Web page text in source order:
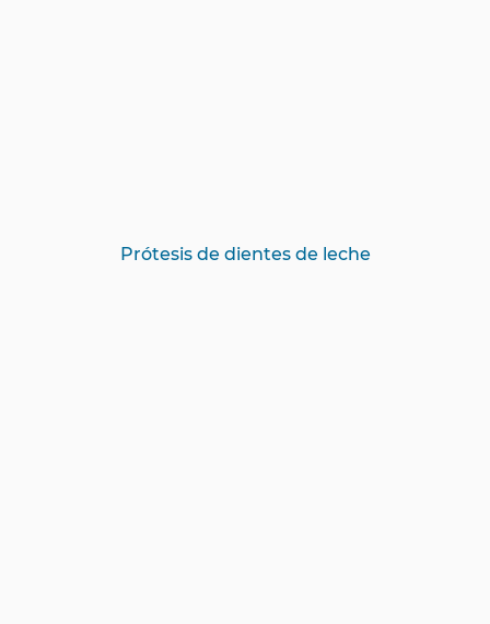
Prótesis de dientes de leche